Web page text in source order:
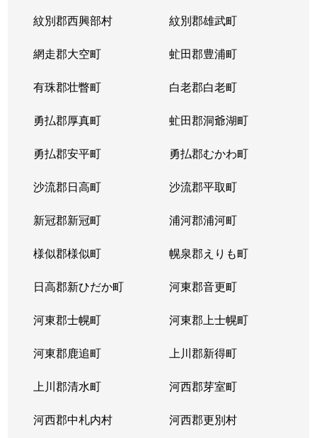
紋別郡西興部村 紋別郡雄武町
網走郡大空町 虻田郡豊浦町
有珠郡壮瞥町 白老郡白老町
勇払郡厚真町 虻田郡洞爺湖町
勇払郡安平町 勇払郡むかわ町
沙流郡日高町 沙流郡平取町
新冠郡新冠町 浦河郡浦河町
様似郡様似町 幌泉郡えりも町
日高郡新ひだか町 河東郡音更町
河東郡士幌町 河東郡上士幌町
河東郡鹿追町 上川郡新得町
上川郡清水町 河西郡芽室町
河西郡中札内村 河西郡更別村